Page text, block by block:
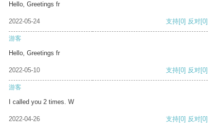
Hello, Greetings fr
2022-05-24 支持[0] 反对[0]
游客
Hello, Greetings fr
2022-05-10 支持[0] 反对[0]
游客
I called you 2 times. W
2022-04-26 支持[0] 反对[0]